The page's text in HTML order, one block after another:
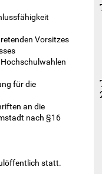
Vorsitzes
für die
an die
nach §16
statt.